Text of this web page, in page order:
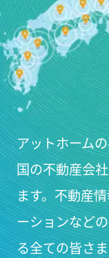
アットホーム
国の不動産会
ます。 不動産
ーションなどの
る全ての皆さ